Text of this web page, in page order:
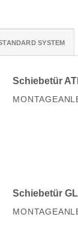
SYSTEM
Schiebetür
Schiebetür